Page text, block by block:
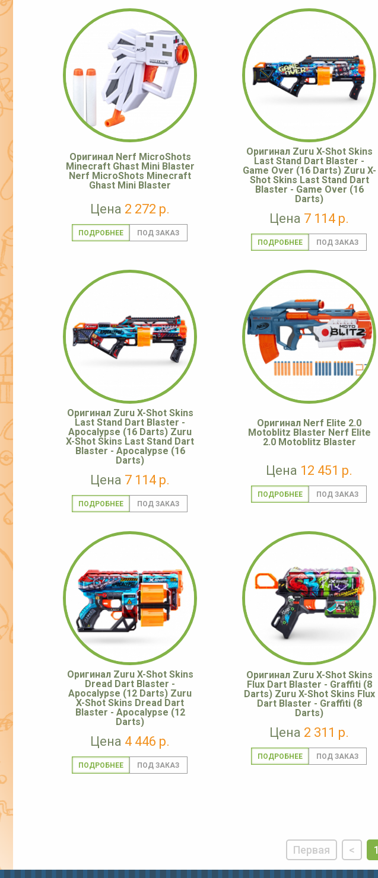
Оригинал Nerf MicroShots
Minecraft Ghast Mini Blaster
Nerf MicroShots Minecraft
Ghast Mini Blaster
Цена 2 272 р.
ПОДРОБНЕЕ
Оригинал Zuru X-Shot Skins
Last Stand Dart Blaster -
Game Over (16 Darts) Zuru X-
Shot Skins Last Stand Dart
Blaster - Game Over (16
Darts)
Цена 7 114 р.
ПОДРОБНЕЕ
Оригинал Zuru X-Shot Skins
Last Stand Dart Blaster -
Apocalypse (16 Darts) Zuru
X-Shot Skins Last Stand Dart
Blaster - Apocalypse (16
Darts)
Цена 7 114 р.
ПОДРОБНЕЕ
Оригинал Nerf Elite 2.0
Motoblitz Blaster Nerf Elite
2.0 Motoblitz Blaster
Цена 12 451 р.
ПОДРОБНЕЕ
Оригинал Zuru X-Shot Skins
Dread Dart Blaster -
Apocalypse (12 Darts) Zuru
X-Shot Skins Dread Dart
Blaster - Apocalypse (12
Darts)
Цена 4 446 р.
ПОДРОБНЕЕ
Оригинал Zuru X-Shot Skins
Flux Dart Blaster - Graffiti (8
Darts) Zuru X-Shot Skins Flux
Dart Blaster - Graffiti (8
Darts)
Цена 2 311 р.
ПОДРОБНЕЕ
Первая < 1